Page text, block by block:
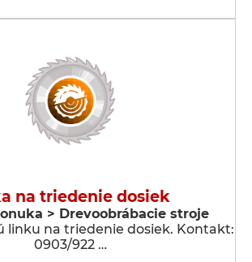
na triedenie dosiek
> Drevoobrábacie stroje
linku na triedenie dosiek. Kontakt:
0903/922 …